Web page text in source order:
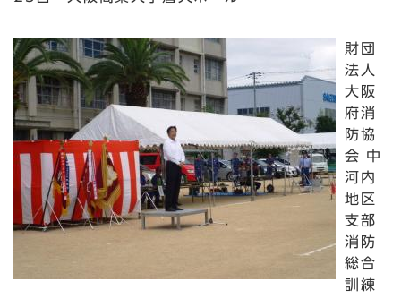
財団
法人
大阪
府消
防協
会 中
河内
地区
支部
消防
総合
訓練